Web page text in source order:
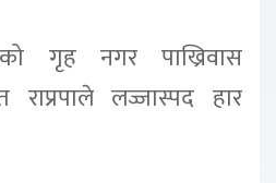
गृह नगर पाख्रिवास
राप्रपाले लज्जास्पद हार